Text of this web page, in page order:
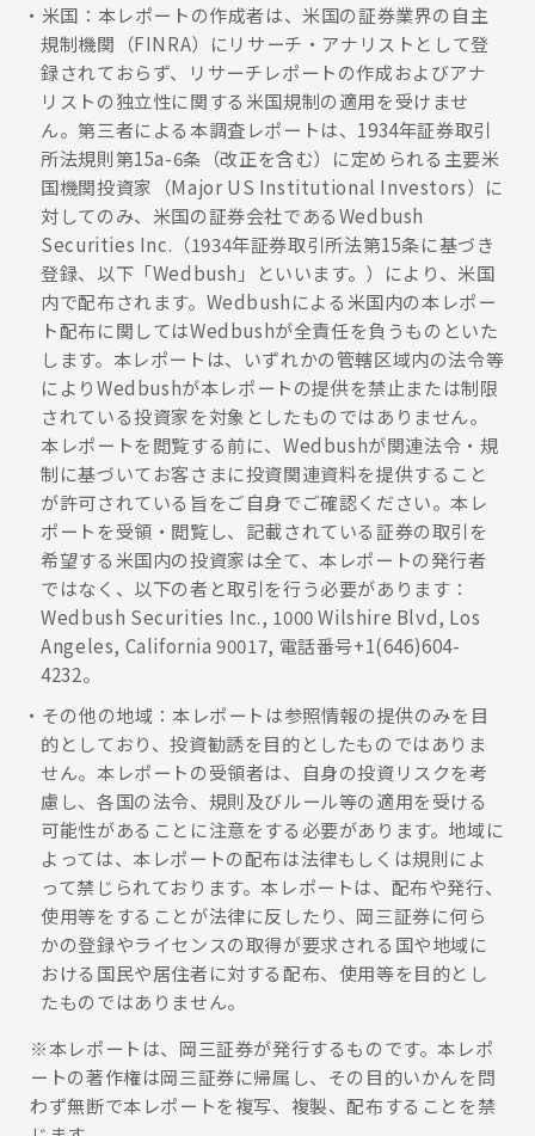
米国：本レポートの作成者は、米国の証券業界の自主
規制機関（FINRA）にリサーチ・アナリストとして登
録されておらず、リサーチレポートの作成およびアナ
リストの独立性に関する米国規制の適用を受けませ
ん。第三者による本調査レポートは、1934年証券取引
所法規則第15a-6条（改正を含む）に定められる主要米
国機関投資家（Major US Institutional Investors）に
対してのみ、米国の証券会社であるWedbush
Securities Inc.（1934年証券取引所法第15条に基づき
登録、以下「Wedbush」といいます。）により、米国
内で配布されます。Wedbushによる米国内の本レポー
ト配布に関してはWedbushが全責任を負うものといた
します。本レポートは、いずれかの管轄区域内の法令等
によりWedbushが本レポートの提供を禁止または制限
されている投資家を対象としたものではありません。
本レポートを閲覧する前に、Wedbushが関連法令・規
制に基づいてお客さまに投資関連資料を提供すること
が許可されている旨をご自身でご確認ください。本レ
ポートを受領・閲覧し、記載されている証券の取引を
希望する米国内の投資家は全て、本レポートの発行者
ではなく、以下の者と取引を行う必要があります：
Wedbush Securities Inc., 1000 Wilshire Blvd, Los
Angeles, California 90017, 電話番号+1(646)604-
4232。
その他の地域：本レポートは参照情報の提供のみを目
的としており、投資勧誘を目的としたものではありま
せん。本レポートの受領者は、自身の投資リスクを考
慮し、各国の法令、規則及びルール等の適用を受ける
可能性があることに注意をする必要があります。地域に
よっては、本レポートの配布は法律もしくは規則によ
って禁じられております。本レポートは、配布や発行、
使用等をすることが法律に反したり、岡三証券に何ら
かの登録やライセンスの取得が要求される国や地域に
おける国民や居住者に対する配布、使用等を目的とし
たものではありません。
※本レポートは、岡三証券が発行するものです。本レポ
ートの著作権は岡三証券に帰属し、その目的いかんを問
わず無断で本レポートを複写、複製、配布することを禁